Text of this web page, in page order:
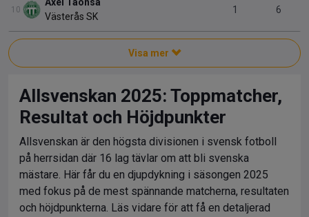
Allsvenskan 2025: Toppmatcher,
Resultat och Höjdpunkter
Allsvenskan är den högsta divisionen i svensk fotboll
på herrsidan där 16 lag tävlar om att bli svenska
mästare. Här får du en djupdykning i säsongen 2025
med fokus på de mest spännande matcherna, resultaten
och höjdpunkterna. Läs vidare för att få en detaljerad